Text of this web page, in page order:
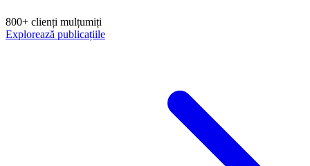
800+ clienți mulțumiți
Explorează publicațiile